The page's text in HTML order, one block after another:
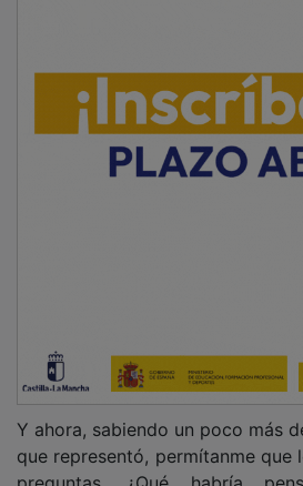
Y ahora, sabiendo un poco más
que representó, permítanme que